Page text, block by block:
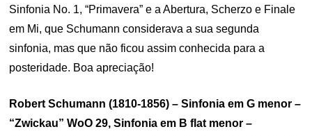
Sinfonia No. 1, “Primavera” e a Abertura, Scherzo e Finale
em Mi, que Schumann considerava a sua segunda
sinfonia, mas que não ficou assim conhecida para a
posteridade. Boa apreciação!
Robert Schumann (1810-1856) – Sinfonia em G menor –
“Zwickau” WoO 29, Sinfonia em B flat menor –